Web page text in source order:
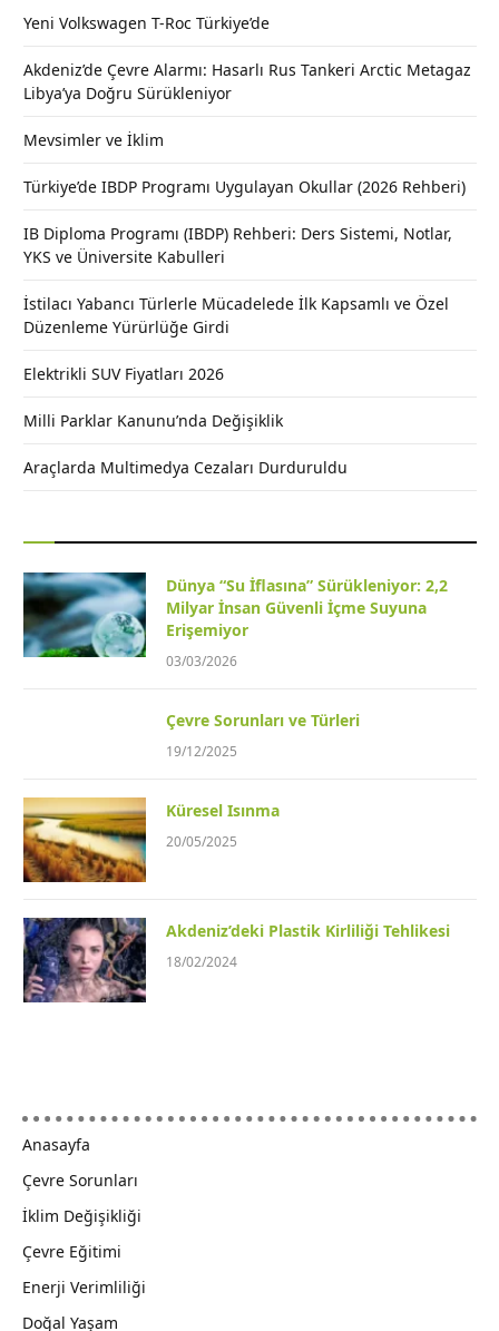
Yeni Volkswagen T-Roc Türkiye’de
Akdeniz’de Çevre Alarmı: Hasarlı Rus Tankeri Arctic Metagaz
Libya’ya Doğru Sürükleniyor
Mevsimler ve İklim
Türkiye’de IBDP Programı Uygulayan Okullar (2026 Rehberi)
IB Diploma Programı (IBDP) Rehberi: Ders Sistemi, Notlar,
YKS ve Üniversite Kabulleri
İstilacı Yabancı Türlerle Mücadelede İlk Kapsamlı ve Özel
Düzenleme Yürürlüğe Girdi
Elektrikli SUV Fiyatları 2026
Milli Parklar Kanunu’nda Değişiklik
Araçlarda Multimedya Cezaları Durduruldu
Dünya “Su İflasına” Sürükleniyor: 2,2
Milyar İnsan Güvenli İçme Suyuna
Erişemiyor
03/03/2026
Çevre Sorunları ve Türleri
19/12/2025
Küresel Isınma
20/05/2025
Akdeniz’deki Plastik Kirliliği Tehlikesi
18/02/2024
Anasayfa
Çevre Sorunları
İklim Değişikliği
Çevre Eğitimi
Enerji Verimliliği
Doğal Yaşam